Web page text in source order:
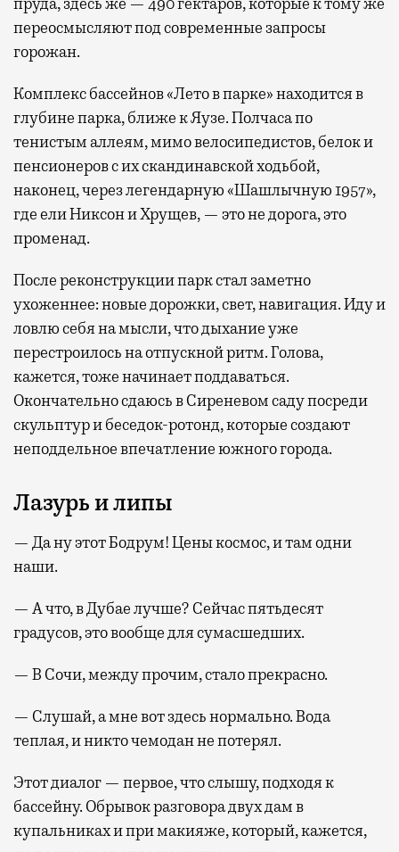
переосмысляют под современные запросы
горожан.
Комплекс бассейнов «Лето в парке» находится в
глубине парка, ближе к Яузе. Полчаса по
тенистым аллеям, мимо велосипедистов, белок и
пенсионеров с их скандинавской ходьбой,
наконец, через легендарную «Шашлычную 1957»,
где ели Никсон и Хрущев, — это не дорога, это
променад.
После реконструкции парк стал заметно
ухоженнее: новые дорожки, свет, навигация. Иду и
ловлю себя на мысли, что дыхание уже
перестроилось на отпускной ритм. Голова,
кажется, тоже начинает поддаваться.
Окончательно сдаюсь в Сиреневом саду посреди
скульптур и беседок-ротонд, которые создают
неподдельное впечатление южного города.
Лазурь и липы
— Да ну этот Бодрум! Цены космос, и там одни
наши.
— А что, в Дубае лучше? Сейчас пятьдесят
градусов, это вообще для сумасшедших.
— В Сочи, между прочим, стало прекрасно.
— Слушай, а мне вот здесь нормально. Вода
теплая, и никто чемодан не потерял.
Этот диалог — первое, что слышу, подходя к
бассейну. Обрывок разговора двух дам в
купальниках и при макияже, который, кажется,